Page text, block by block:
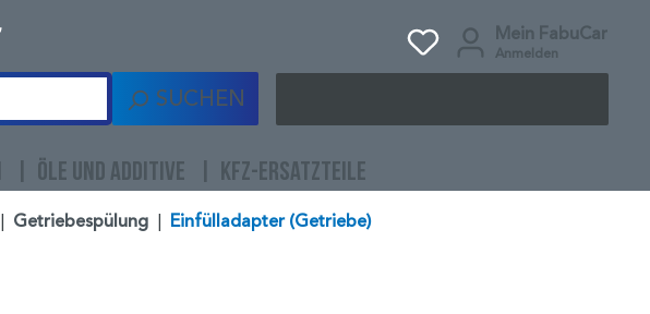
Mein FabuCar
Anmelden
SUCHEN
ÖLE UND ADDITIVE KFZ-ERSATZTEILE
Getriebespülung Einfülladapter (Getriebe)